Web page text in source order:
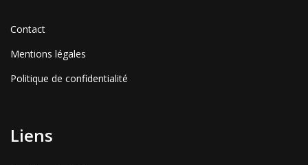
Contact
Mentions légales
Politique de confidentialité
Liens